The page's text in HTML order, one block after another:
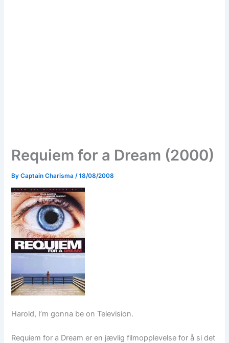
Requiem for a Dream (2000)
ByCaptain Charisma /18/08/2008
Harold, I’m gonna be on Television.
Requiem for a Dream er en jævlig filmopplevelse for å si det